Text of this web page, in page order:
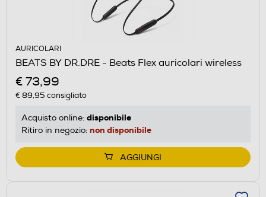
AURICOLARI
BEATS BY DR.DRE - Beats Flex auricolari wireless
€ 73,99
€ 89,95 consigliato
Acquisto online: disponibile
Ritiro in negozio: non disponibile
AGGIUNGI